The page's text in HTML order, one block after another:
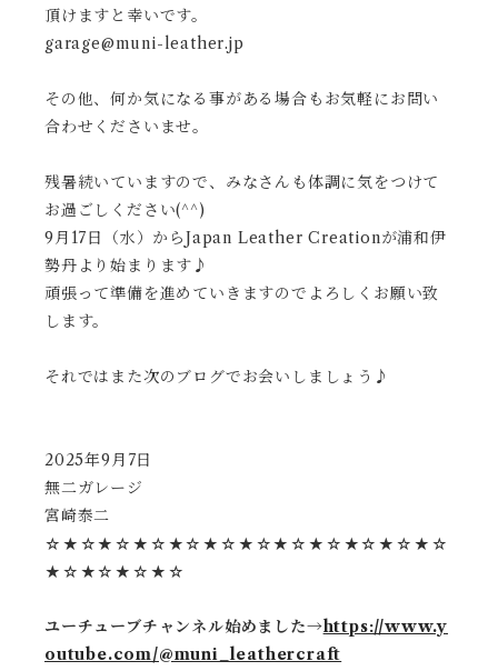
頂けますと幸いです。
garage@muni-leather.jp
その他、何か気になる事がある場合もお気軽にお問い
合わせくださいませ。
残暑続いていますので、みなさんも体調に気をつけて
お過ごしください(^^)
9月17日（水）からJapan Leather Creationが浦和伊
勢丹より始まります♪
頑張って準備を進めていきますのでよろしくお願い致
します。
それではまた次のブログでお会いしましょう♪
2025年9月7日
無二ガレージ
宮崎泰二
☆★☆★☆★☆★☆★☆★☆★☆★☆★☆★☆★☆
★☆★☆★☆★☆
ユーチューブチャンネル始めました→https://www.y
outube.com/@muni_leathercraft